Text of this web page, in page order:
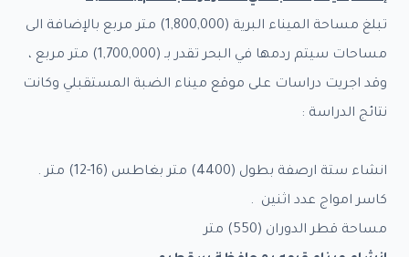
تبلغ مساحة الميناء البرية (1,800,000) متر مربع بالإضافة الى
مساحات سيتم ردمها في البحر تقدر بـ (1,700,000) متر مربع ،
وقد اجريت دراسات على موقع ميناء الضبة المستقبلي وكانت
نتائج الدراسة :
انشاء ستة ارصفة بطول (4400) متر بغاطس (16-12) متر .
كاسر امواج عدد اثنين .
مساحة قطر الدوران (550) متر